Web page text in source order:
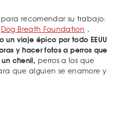
recomendar su trabajo:
Dog Breath Foundation ,
un viaje épico por todo EEUU
y hacer fotos a perros que
chenil, perros a los que
que alguien se enamore y